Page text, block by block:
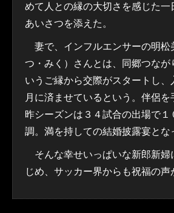
めて人との縁の大切さを感じた一
あいさつを添えた。
妻で、インフルエンサーの明松
つ・みく）さんとは、同郷つなが
いうご縁から交際がスタートし、
月に済ませているという。伴侶
昨シーズンは３４試合の出場で１
調。満を持しての結婚披露宴とな
そんな幸せいっぱいな新郎新婦
じめ、サッカー界からも祝福の声